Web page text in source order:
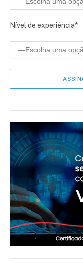
Nível de experiência*